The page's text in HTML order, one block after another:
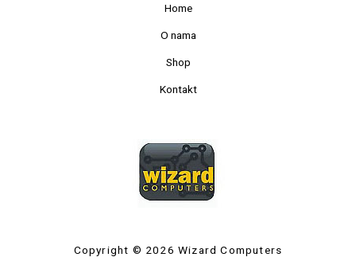
Home
O nama
Shop
Kontakt
Copyright © 2026 Wizard Computers